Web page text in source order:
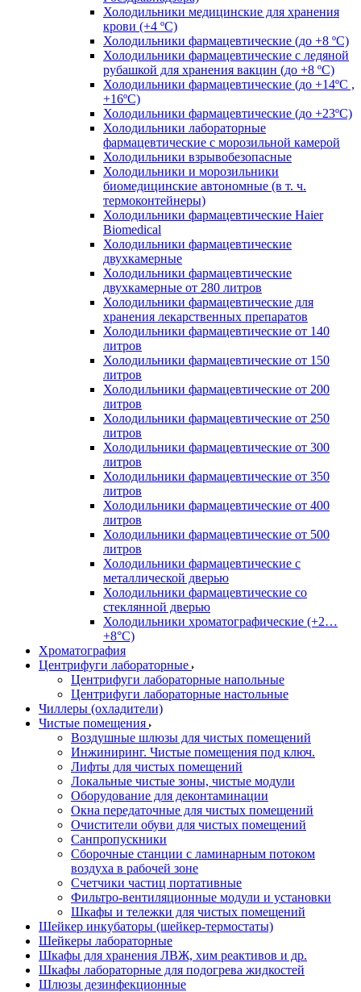
Холодильники медицинские для хранения
крови (+4 ºС)
Холодильники фармацевтические (до +8 ºС)
Холодильники фармацевтические с ледяной
рубашкой для хранения вакцин (до +8 ºС)
Холодильники фармацевтические (до +14ºС ,
+16ºС)
Холодильники фармацевтические (до +23ºС)
Холодильники лабораторные
фармацевтические с морозильной камерой
Холодильники взрывобезопасные
Холодильники и морозильники
биомедицинские автономные (в т. ч.
термоконтейнеры)
Холодильники фармацевтические Haier
Biomedical
Холодильники фармацевтические
двухкамерные
Холодильники фармацевтические
двухкамерные от 280 литров
Холодильники фармацевтические для
хранения лекарственных препаратов
Холодильники фармацевтические от 140
литров
Холодильники фармацевтические от 150
литров
Холодильники фармацевтические от 200
литров
Холодильники фармацевтические от 250
литров
Холодильники фармацевтические от 300
литров
Холодильники фармацевтические от 350
литров
Холодильники фармацевтические от 400
литров
Холодильники фармацевтические от 500
литров
Холодильники фармацевтические с
металлической дверью
Холодильники фармацевтические со
стеклянной дверью
Холодильники хроматографические (+2…
+8°C)
Хроматография
Центрифуги лабораторные
Центрифуги лабораторные напольные
Центрифуги лабораторные настольные
Чиллеры (охладители)
Чистые помещения
Воздушные шлюзы для чистых помещений
Инжиниринг. Чистые помещения под ключ.
Лифты для чистых помещений
Локальные чистые зоны, чистые модули
Оборудование для деконтаминации
Окна передаточные для чистых помещений
Очистители обуви для чистых помещений
Санпропускники
Сборочные станции с ламинарным потоком
воздуха в рабочей зоне
Счетчики частиц портативные
Фильтро-вентиляционные модули и установки
Шкафы и тележки для чистых помещений
Шейкер инкубаторы (шейкер-термостаты)
Шейкеры лабораторные
Шкафы для хранения ЛВЖ, хим реактивов и др.
Шкафы лабораторные для подогрева жидкостей
Шлюзы дезинфекционные